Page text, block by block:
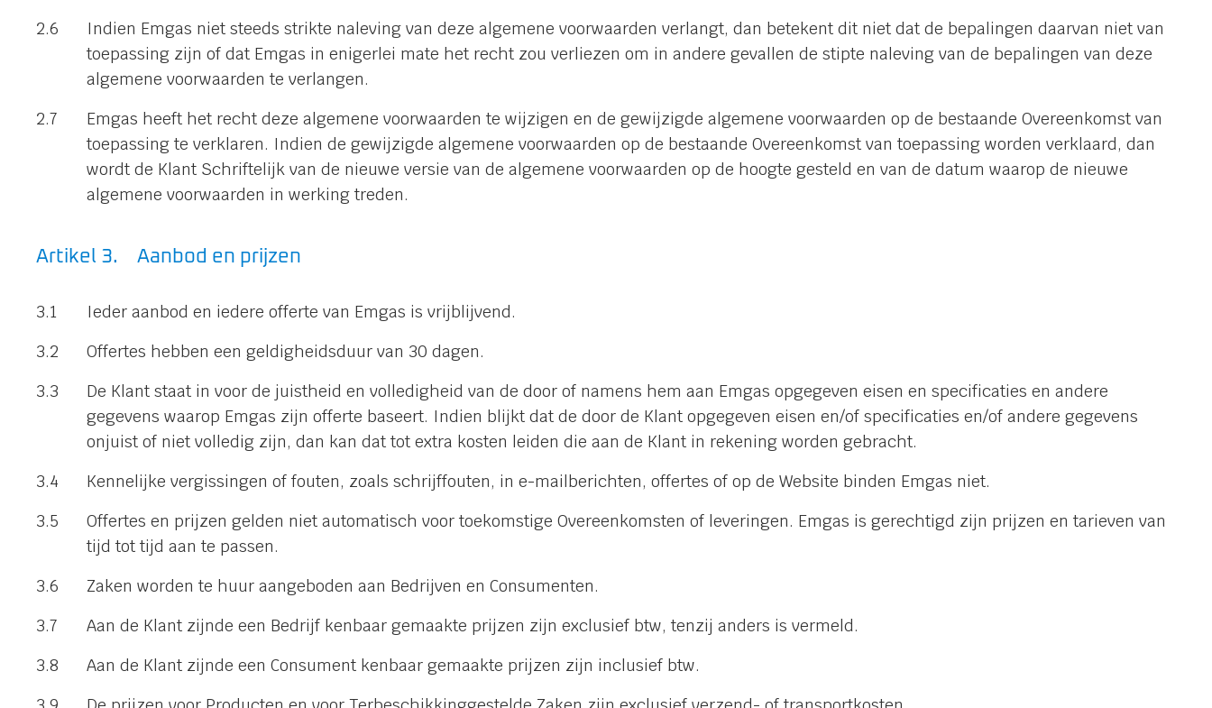
Indien Emgas niet steeds strikte naleving van deze algemene voorwaarden verlangt, dan betekent dit niet dat de bepalingen daarvan niet van
toepassing zijn of dat Emgas in enigerlei mate het recht zou verliezen om in andere gevallen de stipte naleving van de bepalingen van deze
algemene voorwaarden te verlangen.
Emgas heeft het recht deze algemene voorwaarden te wijzigen en de gewijzigde algemene voorwaarden op de bestaande Overeenkomst van
toepassing te verklaren. Indien de gewijzigde algemene voorwaarden op de bestaande Overeenkomst van toepassing worden verklaard, dan
wordt de Klant Schriftelijk van de nieuwe versie van de algemene voorwaarden op de hoogte gesteld en van de datum waarop de nieuwe
algemene voorwaarden in werking treden.
Aanbod en prijzen
Ieder aanbod en iedere offerte van Emgas is vrijblijvend.
Offertes hebben een geldigheidsduur van 30 dagen.
De Klant staat in voor de juistheid en volledigheid van de door of namens hem aan Emgas opgegeven eisen en specificaties en andere
gegevens waarop Emgas zijn offerte baseert. Indien blijkt dat de door de Klant opgegeven eisen en/of specificaties en/of andere gegevens
onjuist of niet volledig zijn, dan kan dat tot extra kosten leiden die aan de Klant in rekening worden gebracht.
Kennelijke vergissingen of fouten, zoals schrijffouten, in e-mailberichten, offertes of op de Website binden Emgas niet.
Offertes en prijzen gelden niet automatisch voor toekomstige Overeenkomsten of leveringen. Emgas is gerechtigd zijn prijzen en tarieven van
tijd tot tijd aan te passen.
Zaken worden te huur aangeboden aan Bedrijven en Consumenten.
Aan de Klant zijnde een Bedrijf kenbaar gemaakte prijzen zijn exclusief btw, tenzij anders is vermeld.
Aan de Klant zijnde een Consument kenbaar gemaakte prijzen zijn inclusief btw.